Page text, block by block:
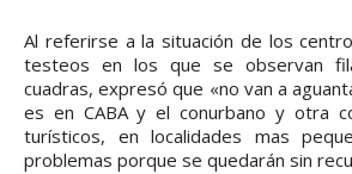
Al referirse a la situación de los
testeos en los que se observan
cuadras, expresó que «no van a
es en CABA y el conurbano y otra
turísticos, en localidades mas
problemas porque se quedarán sin